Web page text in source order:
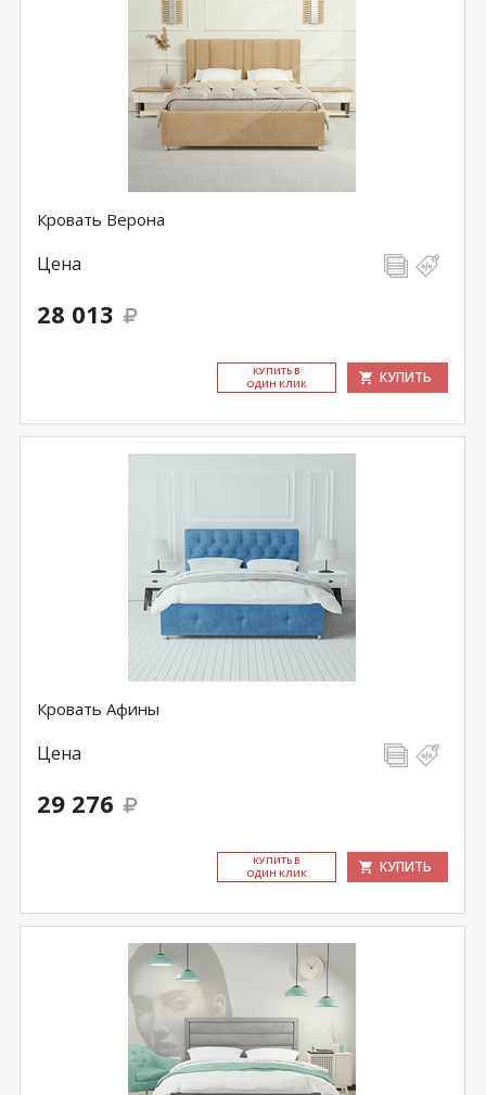
Кровать Верона
Цена
28 013
КУ­ПИТЬ В
ОДИН КЛИК
КУПИТЬ
Кровать Афины
Цена
29 276
КУ­ПИТЬ В
ОДИН КЛИК
КУПИТЬ